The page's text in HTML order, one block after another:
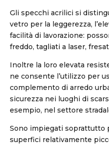
Gli specchi acrilici si
vetro per la leggerezza,
facilità di lavorazione:
freddo, tagliati a laser,
Inoltre la loro elevata
ne consente l’utilizzo per
complemento di arredo
sicurezza nei luoghi di
esempio, nel settore
Sono impiegati soprattutto
superfici relativamente